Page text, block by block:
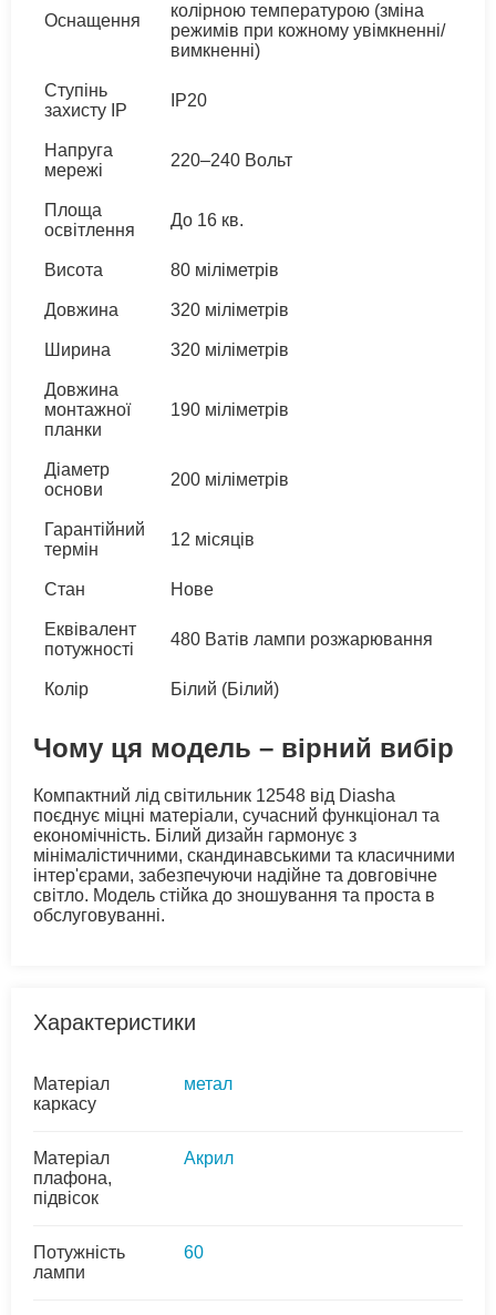
Оснащення
колірною температурою (зміна
режимів при кожному увімкненні/
вимкненні)
Ступінь
захисту IP
IP20
Напруга
мережі
220–240 Вольт
Площа
освітлення
До 16 кв.
Висота 80 міліметрів
Довжина 320 міліметрів
Ширина 320 міліметрів
Довжина
монтажної
планки
190 міліметрів
Діаметр
основи
200 міліметрів
Гарантійний
термін
12 місяців
Стан Нове
Еквівалент
потужності
480 Ватів лампи розжарювання
Колір Білий (Білий)
Чому ця модель – вірний вибір
Компактний лід світильник 12548 від Diasha
поєднує міцні матеріали, сучасний функціонал та
економічність. Білий дизайн гармонує з
мінімалістичними, скандинавськими та класичними
інтер'єрами, забезпечуючи надійне та довговічне
світло. Модель стійка до зношування та проста в
обслуговуванні.
Характеристики
Матеріал
каркасу
метал
Матеріал
плафона,
підвісок
Акрил
Потужність
лампи
60